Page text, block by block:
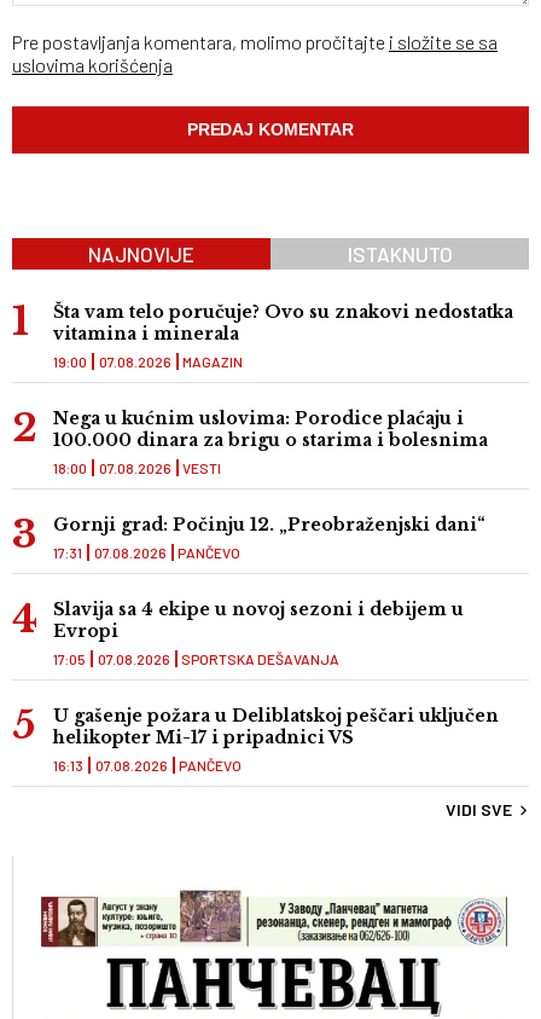
Pre postavljanja komentara, molimo pročitajte i složite se sa
uslovima korišćenja
NAJNOVIJE ISTAKNUTO
Šta vam telo poručuje? Ovo su znakovi nedostatka
vitamina i minerala
MAGAZIN
19:00 07.08.2026
Nega u kućnim uslovima: Porodice plaćaju i
100.000 dinara za brigu o starima i bolesnima
VESTI
18:00 07.08.2026
Gornji grad: Počinju 12. „Preobraženjski dani“
PANČEVO
17:31 07.08.2026
Slavija sa 4 ekipe u novoj sezoni i debijem u
Evropi
SPORTSKA DEŠAVANJA
17:05 07.08.2026
U gašenje požara u Deliblatskoj peščari uključen
helikopter Mi-17 i pripadnici VS
PANČEVO
16:13 07.08.2026
VIDI SVE